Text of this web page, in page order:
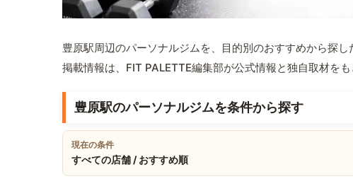
豊原駅周辺のパーソナルジムを、目的別のおすすめから探
掲載情報は、FIT PALETTE編集部が公式情報と独自取材をも
豊原駅のパーソナルジムを条件から探す
現在の条件
すべての店舗 / おすすめ順